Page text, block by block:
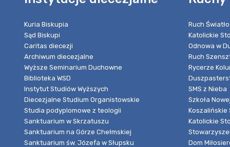
Kuria Biskupia
Sąd Biskupi
Caritas diecezji
Archiwum diecezjalne
Wyższe Seminarium Duchowne
Biblioteka WSD
Instytut Studiów Wyższych
Diecezjalne Studium Organistowskie
Studia podyplomowe z teologii
Sanktuarium w Skrzatuszu
Sanktuarium na Górze Chełmskiej
Sanktuarium św. Józefa w Słupsku
Ruch
Katolickie
Odnowa w
Ruch
Rycerze
SMS z Nieba
Szkoła
Koszalińskie
Katolickie
Dom